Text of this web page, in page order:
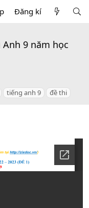
Đăng kí
9 năm học
tiếng anh 9 đề thi